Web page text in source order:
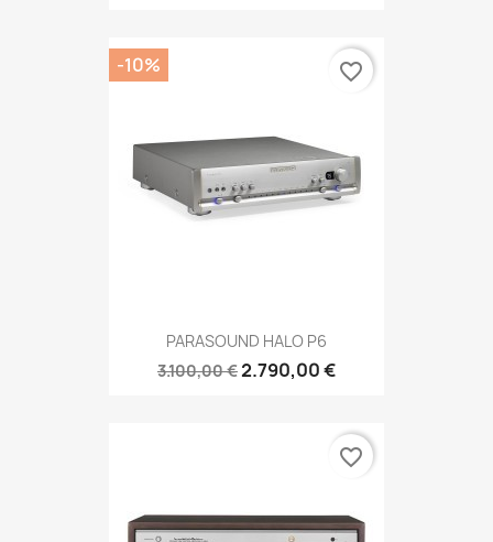
PARASOUND HALO P6
3.100,00 €2.790,00 €
-10% favorite_border
favorite_border